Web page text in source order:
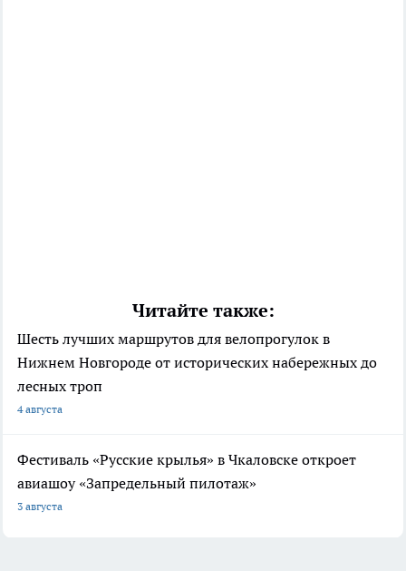
Читайте также:
Шесть лучших маршрутов для велопрогулок в
Нижнем Новгороде от исторических набережных до
лесных троп
4 августа
Фестиваль «Русские крылья» в Чкаловске откроет
авиашоу «Запредельный пилотаж»
3 августа